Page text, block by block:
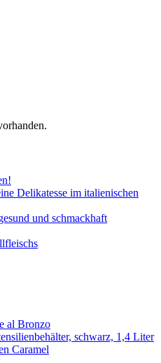
Delikatesse im italienischen
und schmackhaft
al Bronzo
schwarz, 1,4 Liter
Caramel